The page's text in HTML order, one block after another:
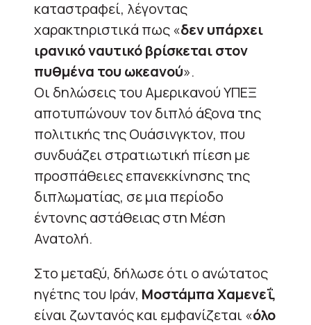
καταστραφεί, λέγοντας
χαρακτηριστικά πως «δεν υπάρχει
ιρανικό ναυτικό βρίσκεται στον
πυθμένα του ωκεανού».
Οι δηλώσεις του Αμερικανού ΥΠΕΞ
αποτυπώνουν τον διπλό άξονα της
πολιτικής της Ουάσινγκτον, που
συνδυάζει στρατιωτική πίεση με
προσπάθειες επανεκκίνησης της
διπλωματίας, σε μια περίοδο
έντονης αστάθειας στη Μέση
Ανατολή.
Στο μεταξύ, δήλωσε ότι ο ανώτατος
ηγέτης του Ιράν, Μοστάμπα Χαμενεΐ,
είναι ζωντανός και εμφανίζεται «όλο